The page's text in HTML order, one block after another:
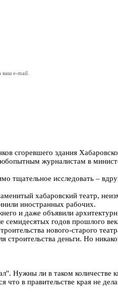
ваш e-mail.
сгоревшего здания
журналистам в
исследовать –
хабаровский театр,
иностранных рабочих.
и даже объявили
семидесятых годов прошлого
нового-старого
деньги. Но
Нужны ли в таком
что в правительстве края не